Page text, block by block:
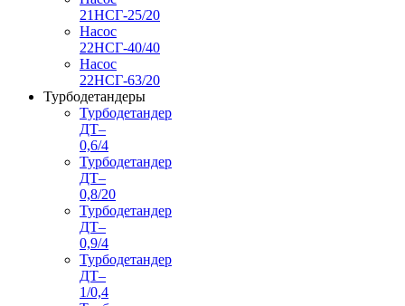
21НСГ-25/20
Насос
22НСГ-40/40
Насос
22НСГ-63/20
Турбодетандеры
Турбодетандер
ДТ–
0,6/4
Турбодетандер
ДТ–
0,8/20
Турбодетандер
ДТ–
0,9/4
Турбодетандер
ДТ–
1/0,4